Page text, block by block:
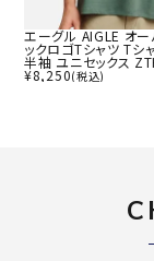
エーグル AIGLE オー
ックロゴTシャツ Tシ
半袖 ユニセックス
¥8,250(税込)